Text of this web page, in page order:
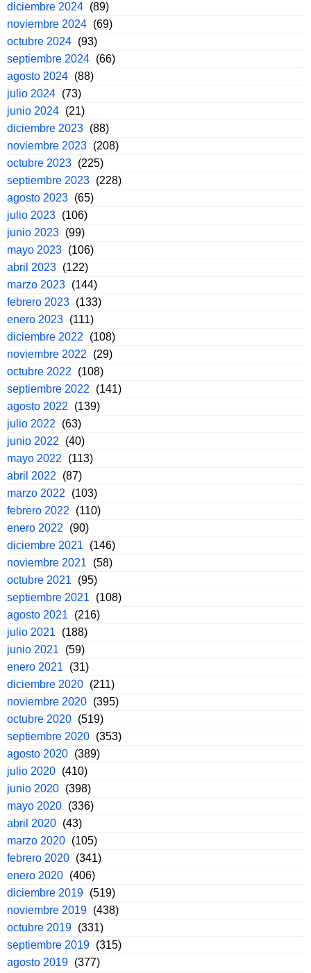
diciembre 2024 (89)
noviembre 2024 (69)
octubre 2024 (93)
septiembre 2024 (66)
agosto 2024 (88)
julio 2024 (73)
junio 2024 (21)
diciembre 2023 (88)
noviembre 2023 (208)
octubre 2023 (225)
septiembre 2023 (228)
agosto 2023 (65)
julio 2023 (106)
junio 2023 (99)
mayo 2023 (106)
abril 2023 (122)
marzo 2023 (144)
febrero 2023 (133)
enero 2023 (111)
diciembre 2022
(108)
noviembre 2022
(29)
octubre 2022
(108)
septiembre 2022
(141)
agosto 2022
(139)
julio 2022
(63)
junio 2022
(40)
mayo 2022
(113)
abril 2022
(87)
marzo 2022
(103)
febrero 2022
(110)
enero 2022
(90)
diciembre 2021
(146)
noviembre 2021
(58)
octubre 2021
(95)
septiembre 2021
(108)
agosto 2021
(216)
julio 2021
(188)
junio 2021
(59)
enero 2021
(31)
diciembre 2020 (211)
noviembre 2020 (395)
octubre 2020 (519)
septiembre 2020 (353)
agosto 2020 (389)
julio 2020 (410)
junio 2020 (398)
mayo 2020 (336)
abril 2020 (43)
marzo 2020 (105)
febrero 2020 (341)
enero 2020 (406)
diciembre 2019 (519)
noviembre 2019 (438)
octubre 2019 (331)
septiembre 2019 (315)
agosto 2019 (377)